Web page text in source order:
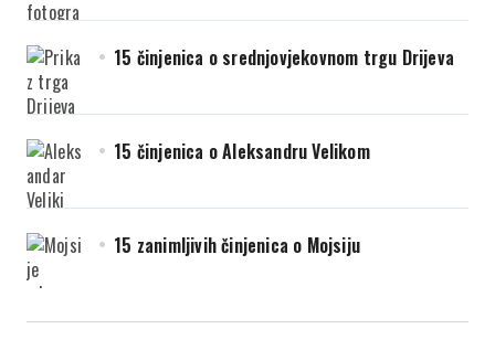
15 činjenica o srednjovjekovnom trgu Drijeva
15 činjenica o Aleksandru Velikom
15 zanimljivih činjenica o Mojsiju